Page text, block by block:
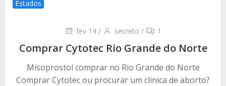
Estados
fev 14 / secreto / 1
Comprar Cytotec Rio Grande do Norte
Misoprostol comprar no Rio Grande do Norte
Comprar Cytotec ou procurar um clinica de aborto?